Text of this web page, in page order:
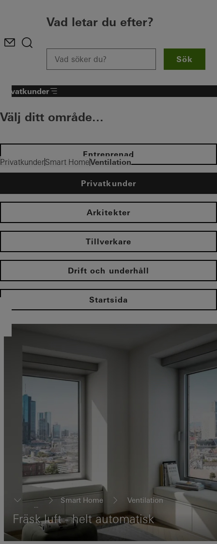
Vad letar du efter?
Sök
PrivatkunderSmart HomeVentilation
Privatkunder
Välj ditt område...
Entreprenad
Privatkunder
Arkitekter
Tillverkare
Drift och underhåll
Startsida
...
Smart Home Ventilation
Fräsk luft - helt automatisk